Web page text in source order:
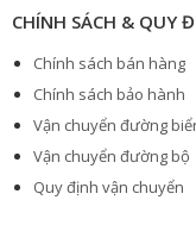
CHÍNH SÁCH & QUY
Chính sách bán hàng
Chính sách bảo hành
Vận chuyển đường
Vận chuyển đường bộ
Quy định vận chuyển